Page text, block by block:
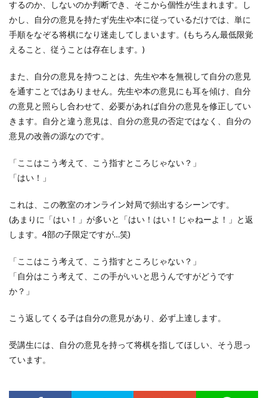
するのか、しないのか判断でき、そこから個性が生まれます。し
かし、自分の意見を持たず先生や本に従っているだけでは、単に
手順をなぞる将棋になり迷走してしまいます。(もちろん最低限覚
えること、従うことは存在します。)
また、自分の意見を持つことは、先生や本を無視して自分の意見
を通すことではありません。先生や本の意見にも耳を傾け、自分
の意見と照らし合わせて、必要があれば自分の意見を修正してい
きます。自分と違う意見は、自分の意見の否定ではなく、自分の
意見の改善の源なのです。
「ここはこう考えて、こう指すところじゃない？」
「はい！」
これは、この教室のオンライン対局で頻出するシーンです。
(あまりに「はい！」が多いと「はい！はい！じゃねーよ！」と返
します。4部の子限定ですが…笑)
「ここはこう考えて、こう指すところじゃない？」
「自分はこう考えて、この手がいいと思うんですがどうです
か？」
こう返してくる子は自分の意見があり、必ず上達します。
受講生には、自分の意見を持って将棋を指してほしい、そう思っ
ています。